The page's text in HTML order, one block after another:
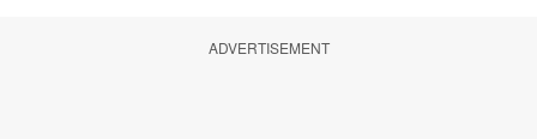
ADVERTISEMENT